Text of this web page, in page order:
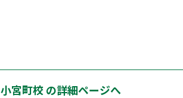
小宮町校 の詳細ページへ